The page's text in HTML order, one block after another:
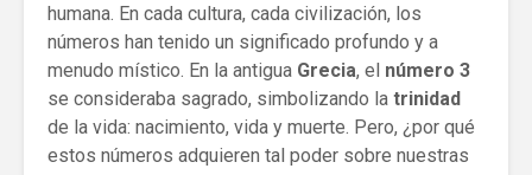
humana. En cada cultura, cada civilización, los
números han tenido un significado profundo y a
menudo místico. En la antigua Grecia, el número 3
se consideraba sagrado, simbolizando la trinidad
de la vida: nacimiento, vida y muerte. Pero, ¿por qué
estos números adquieren tal poder sobre nuestras